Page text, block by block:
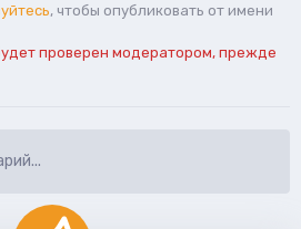
, чтобы опубликовать от имени
проверен модератором, прежде